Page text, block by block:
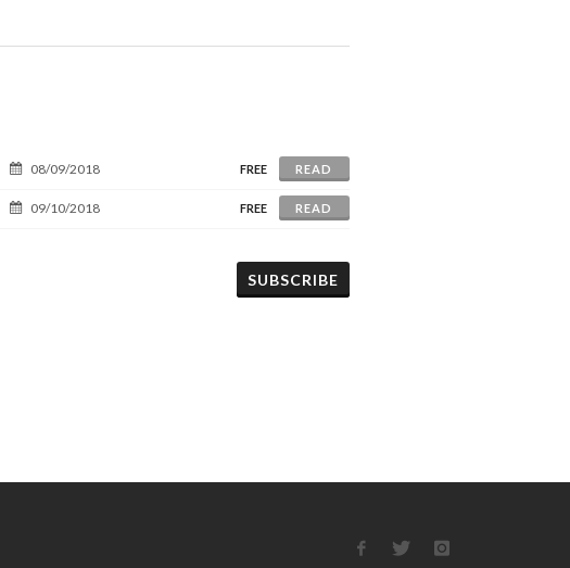
08/09/2018 FREE READ
09/10/2018 FREE READ
SUBSCRIBE